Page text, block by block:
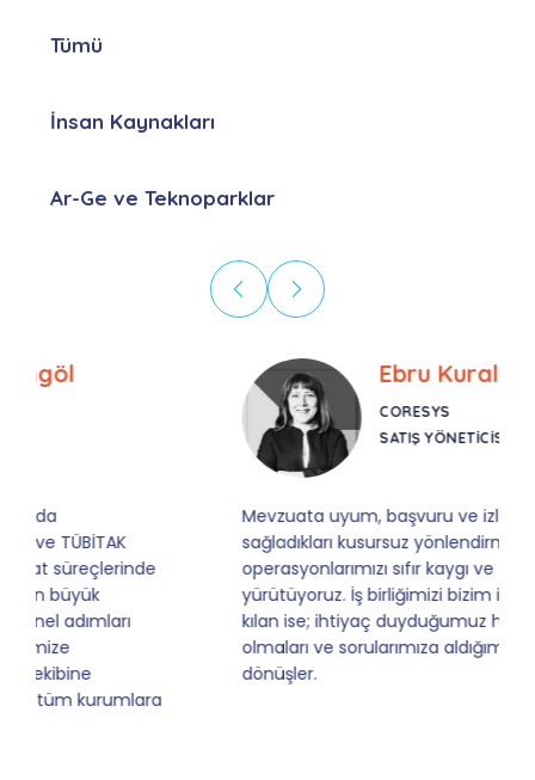
Tümü
İnsan Kaynakları
Ar-Ge ve Teknoparklar
Ebru Kural
SATIŞ YÖNETICISI
Mevzuata uyum, başvuru ve izleme adımlarında
sağladıkları kusursuz yönlendirme sayesinde artık
operasyonlarımızı sıfır kaygı ve tam güvenle
yürütüyoruz. İş birliğimizi bizim için asıl değerli
kılan ise; ihtiyaç duyduğumuz her an ulaşılabilir
olmaları ve sorularımıza aldığımız hızlı geri
dönüşler.